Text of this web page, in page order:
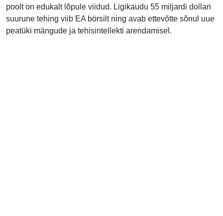
poolt on edukalt lõpule viidud. Ligikaudu 55 miljardi dollari
suurune tehing viib EA börsilt ning avab ettevõtte sõnul uue
peatüki mängude ja tehisintellekti arendamisel.